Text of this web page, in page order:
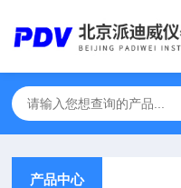
产品中心